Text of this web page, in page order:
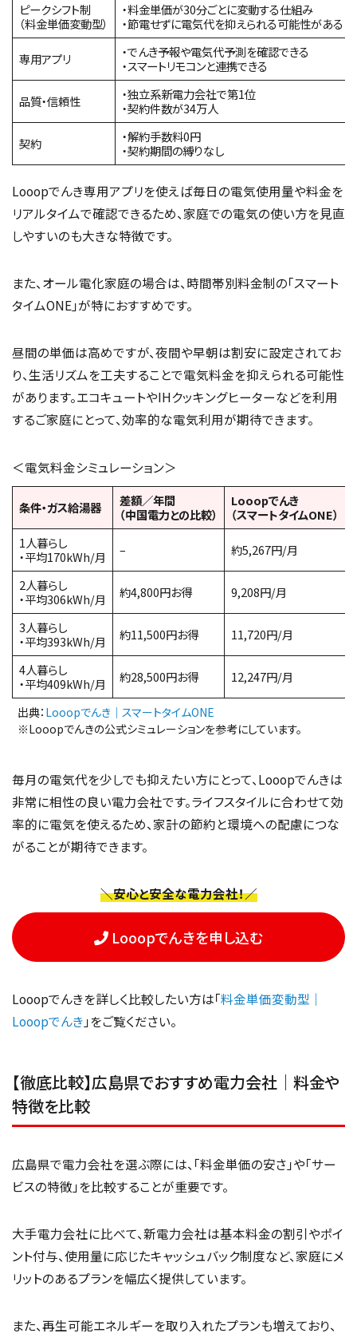
ピークシフト制
（料金単価変動型）
・料金単価が30分ごとに変動する仕組み
・節電せずに電気代を抑えられる可能性がある
専用アプリ
・でんき予報や電気代予測を確認できる
・スマートリモコンと連携できる
品質・信頼性
・独立系新電力会社で第1位
・契約件数が34万人
契約
・解約手数料0円
・契約期間の縛りなし
Looopでんき専用アプリを使えば毎日の電気使用量や料金を
リアルタイムで確認できるため、家庭での電気の使い方を見直
しやすいのも大きな特徴です。
また、オール電化家庭の場合は、時間帯別料金制の「スマート
タイムONE」が特におすすめです。
昼間の単価は高めですが、夜間や早朝は割安に設定されてお
り、生活リズムを工夫することで電気料金を抑えられる可能性
があります。エコキュートやIHクッキングヒーターなどを利用
するご家庭にとって、効率的な電気利用が期待できます。
＜電気料金シミュレーション＞
条件・ガス給湯器
差額／年間
（中国電力との比較）
Looopでんき
（スマートタイムONE）
1人暮らし
・平均170kWh/月
– 約5,267円/月
2人暮らし
・平均306kWh/月
約4,800円お得 9,208円/月
3人暮らし
・平均393kWh/月
約11,500円お得 11,720円/月
4人暮らし
・平均409kWh/月
約28,500円お得 12,247円/月
出典： Looopでんき｜スマートタイムONE
※Looopでんきの公式シミュレーションを参考にしています。
毎月の電気代を少しでも抑えたい方にとって、Looopでんきは
非常に相性の良い電力会社です。ライフスタイルに合わせて効
率的に電気を使えるため、家計の節約と環境への配慮につな
がることが期待できます。
＼安心と安全な電力会社！／
Looopでんきを申し込む
Looopでんきを詳しく比較したい方は「料金単価変動型｜
Looopでんき 」をご覧ください。
【徹底比較】広島県でおすすめ電力会社｜料金や
特徴を比較
広島県で電力会社を選ぶ際には、「料金単価の安さ」や「サー
ビスの特徴」を比較することが重要です。
大手電力会社に比べて、新電力会社は基本料金の割引やポイ
ント付与、使用量に応じたキャッシュバック制度など、家庭にメ
リットのあるプランを幅広く提供しています。
また、再生可能エネルギーを取り入れたプランも増えており、